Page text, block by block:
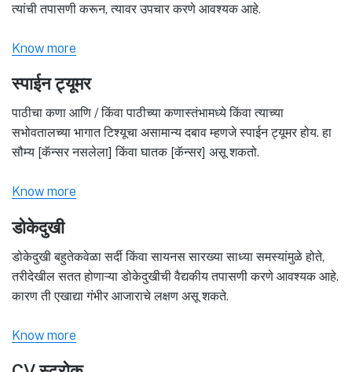
त्यांची तपासणी करून, त्यावर उपचार करणे आवश्यक आहे.
Know more
स्पाईन ट्यूमर
पाठीचा कणा आणि / किंवा पाठीच्या कणास्तंभामध्ये किंवा त्याच्या
सभोवतालच्या भागात टिश्यूचा असामान्य दबाव म्हणजे स्पाईन ट्यूमर होय. हा
सौम्य [कॅन्सर नसलेला] किंवा घातक [कॅन्सर] असू शकतो.
Know more
डोकेदुखी
डोकेदुखी बहुतेकवेळा सर्दी किंवा सायनस सारख्या साध्या समस्यांमुळे होते,
तरीदेखील सतत होणाऱ्या डोकेदुखीची वैद्यकीय तपासणी करणे आवश्यक आहे.
कारण ती एखाद्या गंभीर आजाराचे लक्षण असू शकते.
Know more